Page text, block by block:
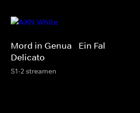
Mord in Genua - Ein Fall für
Delicato
S1-2 streamen